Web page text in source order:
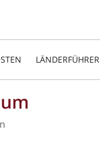
LÄNDERFÜHRER